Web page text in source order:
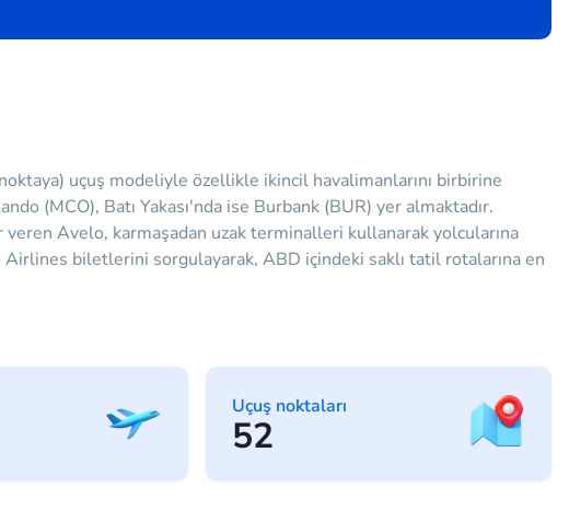
uçuş modeliyle özellikle ikincil havalimanlarını birbirine
(MCO), Batı Yakası'nda ise Burbank (BUR) yer almaktadır.
Avelo, karmaşadan uzak terminalleri kullanarak yolcularına
biletlerini sorgulayarak, ABD içindeki saklı tatil rotalarına en
Uçuş noktaları
52